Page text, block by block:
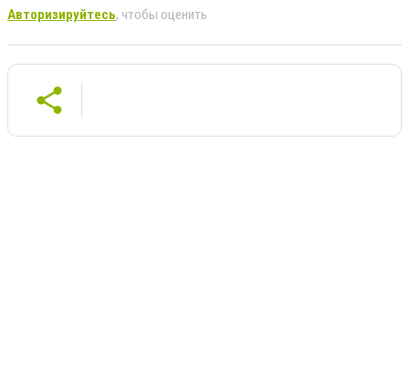
Авторизируйтесь, чтобы оценить